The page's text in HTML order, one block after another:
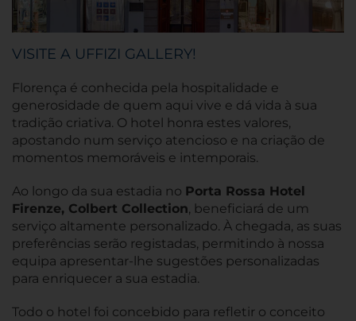
VISITE A UFFIZI GALLERY!
Florença é conhecida pela hospitalidade e
generosidade de quem aqui vive e dá vida à sua
tradição criativa. O hotel honra estes valores,
apostando num serviço atencioso e na criação de
momentos memoráveis e intemporais.
Ao longo da sua estadia no Porta Rossa Hotel
Firenze, Colbert Collection, beneficiará de um
serviço altamente personalizado. À chegada, as suas
preferências serão registadas, permitindo à nossa
equipa apresentar-lhe sugestões personalizadas
para enriquecer a sua estadia.
Todo o hotel foi concebido para refletir o conceito